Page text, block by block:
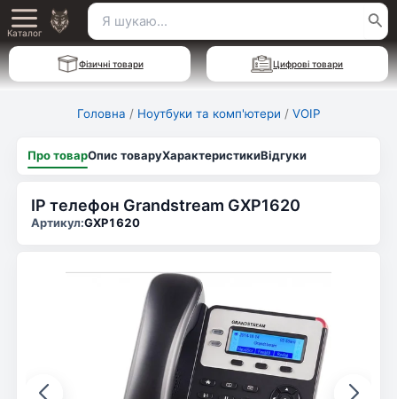
Перейти
до
вмісту
Main
Menu
Каталог
Пошук
для:
Фізичні товари Цифрові товари
Головна / Ноутбуки та комп'ютери / VOIP
Про товарОпис товаруХарактеристикиВідгуки
IP телефон Grandstream GXP1620
Артикул:GXP1620